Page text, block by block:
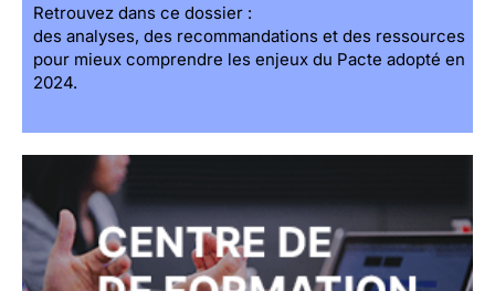
Retrouvez dans ce dossier :
des analyses, des recommandations et des ressources
pour mieux comprendre les enjeux du Pacte adopté en
2024.